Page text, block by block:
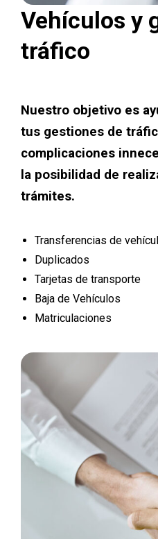
Vehículos y
tráfico
Nuestro objetivo es
tus gestiones de
complicaciones
la posibilidad de
trámites.
Transferencias de
Duplicados
Tarjetas de transporte
Baja de Vehículos
Matriculaciones